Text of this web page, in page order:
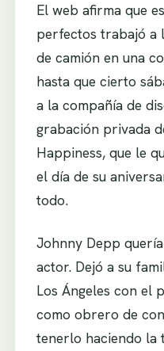
El web afirma que
perfectos trabajó a
de camión en una
hasta que cierto
a la compañía de
grabación privada
Happiness, que le
el día de su
todo.
Johnny Depp
actor. Dejó a su
Los Ángeles con el
como obrero de
tenerlo haciendo la